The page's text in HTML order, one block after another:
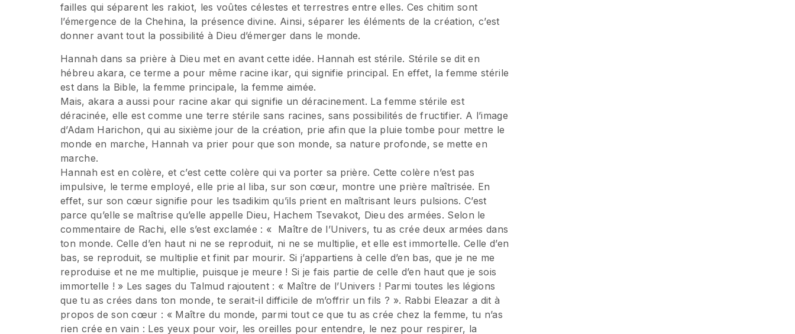
failles qui séparent les rakiot, les voûtes célestes et terrestres entre elles. Ces chitim sont
l’émergence de la Chehina, la présence divine. Ainsi, séparer les éléments de la création, c’est
donner avant tout la possibilité à Dieu d’émerger dans le monde.
Hannah dans sa prière à Dieu met en avant cette idée. Hannah est stérile. Stérile se dit en
hébreu akara, ce terme a pour même racine ikar, qui signifie principal. En effet, la femme stérile
est dans la Bible, la femme principale, la femme aimée.
Mais, akara a aussi pour racine akar qui signifie un déracinement. La femme stérile est
déracinée, elle est comme une terre stérile sans racines, sans possibilités de fructifier. A l’image
d’Adam Harichon, qui au sixième jour de la création, prie afin que la pluie tombe pour mettre le
monde en marche, Hannah va prier pour que son monde, sa nature profonde, se mette en
marche.
Hannah est en colère, et c’est cette colère qui va porter sa prière. Cette colère n’est pas
impulsive, le terme employé, elle prie al liba, sur son cœur, montre une prière maîtrisée. En
effet, sur son cœur signifie pour les tsadikim qu’ils prient en maîtrisant leurs pulsions. C’est
parce qu’elle se maîtrise qu’elle appelle Dieu, Hachem Tsevakot, Dieu des armées. Selon le
commentaire de Rachi, elle s’est exclamée : « Maître de l’Univers, tu as crée deux armées dans
ton monde. Celle d’en haut ni ne se reproduit, ni ne se multiplie, et elle est immortelle. Celle d’en
bas, se reproduit, se multiplie et finit par mourir. Si j’appartiens à celle d’en bas, que je ne me
reproduise et ne me multiplie, puisque je meure ! Si je fais partie de celle d’en haut que je sois
immortelle ! » Les sages du Talmud rajoutent : « Maître de l’Univers ! Parmi toutes les légions
que tu as crées dans ton monde, te serait-il difficile de m’offrir un fils ? ». Rabbi Eleazar a dit à
propos de son cœur : « Maître du monde, parmi tout ce que tu as crée chez la femme, tu n’as
rien crée en vain : Les yeux pour voir, les oreilles pour entendre, le nez pour respirer, la